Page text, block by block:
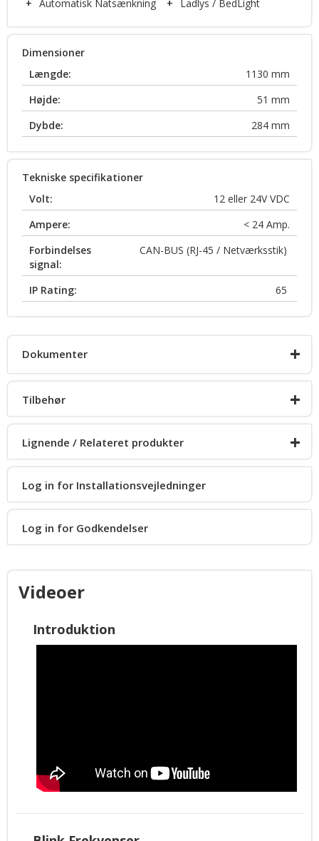
Dokumenter +
Tilbehør +
DLC4000
Lignende / Relateret produkter +
Allegiant Byg selv
Log in for Installationsvejledninger
Log in for Godkendelser
+ Automatisk Natsænkning + Ladlys / BedLight
Dimensioner
Længde:
1130 mm
Højde:
51 mm
Dybde:
284 mm
Tekniske specifikationer
Volt:
12 eller 24V VDC
Ampere:
< 24 Amp.
Forbindelses
signal:
CAN-BUS (RJ-45 / Netværksstik)
IP Rating: 65
Videoer
Introduktion